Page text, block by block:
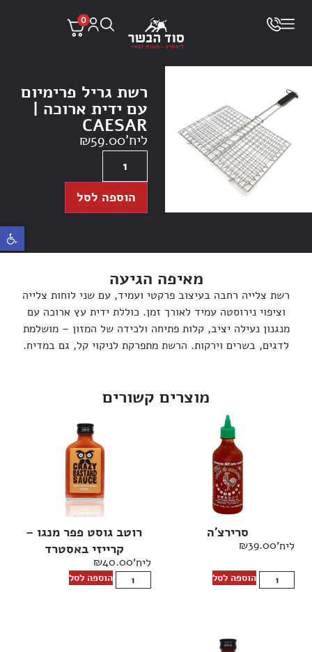
פתח
0
רשת גריל פרימיום
עם ידית ארוכה |
CAESAR
ליח' ₪59.00
הוספה לסל
מאיפה הגיעה
רשת צלייה רחבה בעיצוב פרקטי ועמיד, עם שני לוחות צלייה
וציפוי נירוסטה עמיד לאורך זמן. כוללת ידית עץ ארוכה עם
מנגנון נעילה יציב, קלות פתיחה ולכידה של המזון – מושלמת
לדגים, בשרים וירקות. הרשת מתפרקת לניקוי קל, גם במדיח.
מוצרים קשורים
סרירצ’ה
ליח' ₪39.00
הוספה לסל
רוטב גוסט פפר מנגו –
קרייזי באסטרד
ליח' ₪40.00
הוספה לסל